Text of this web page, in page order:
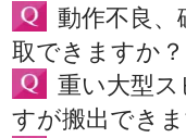
動作不良、
取できますか？
重い大型
すが搬出でき